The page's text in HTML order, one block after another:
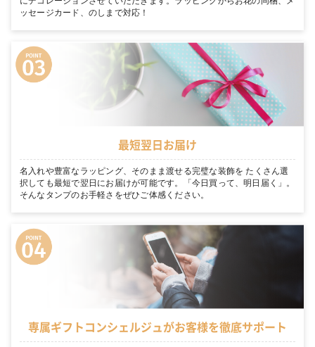
ッセージカード、のしまで対応！
最短翌日お届け
名入れや豊富なラッピング、そのまま渡せる完璧な装飾を たくさん選
択しても最短で翌日にお届けが可能です。「今日買って、明日届く」。
そんなタンプのお手軽さをぜひご体感ください。
専属ギフトコンシェルジュがお客様を徹底サポート